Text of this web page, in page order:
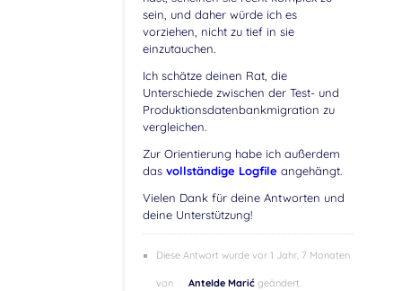
sein, und daher würde ich es
vorziehen, nicht zu tief in sie
einzutauchen.
Ich schätze deinen Rat, die
Unterschiede zwischen der Test- und
Produktionsdatenbankmigration zu
vergleichen.
Zur Orientierung habe ich außerdem
das vollständige Logfile angehängt.
Vielen Dank für deine Antworten und
deine Unterstützung!
Diese Antwort wurde vor 1 Jahr, 7 Monaten
von AnteIde Marićgeändert.